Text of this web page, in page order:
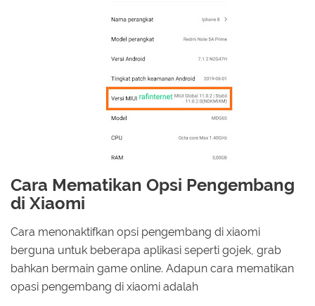
Cara Mematikan Opsi Pengembang
di Xiaomi
Cara menonaktifkan opsi pengembang di xiaomi
berguna untuk beberapa aplikasi seperti gojek, grab
bahkan bermain game online. Adapun cara mematikan
opasi pengembang di xiaomi adalah